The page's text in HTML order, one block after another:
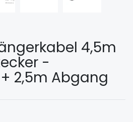
4,5m
-
2,5m Abgang